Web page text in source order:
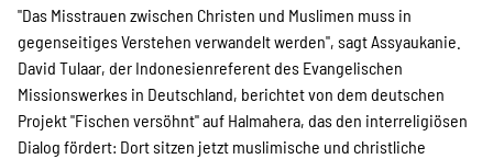
"Das Misstrauen zwischen Christen und Muslimen muss in
gegenseitiges Verstehen verwandelt werden", sagt Assyaukanie.
David Tulaar, der Indonesienreferent des Evangelischen
Missionswerkes in Deutschland, berichtet von dem deutschen
Projekt "Fischen versöhnt" auf Halmahera, das den interreligiösen
Dialog fördert: Dort sitzen jetzt muslimische und christliche